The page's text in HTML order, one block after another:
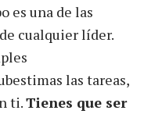
es una de las
cualquier líder.
las tareas,
ti.Tienes que ser